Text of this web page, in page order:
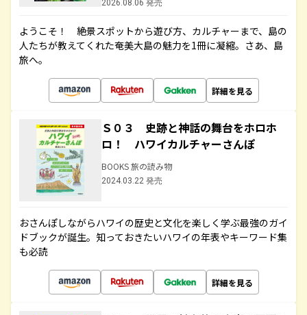
2026.08.06 発売
ようこそ！ 絶景スポットから遊び方、カルチャーまで、島の
人たちが教えてくれた奄美大島の魅力を1冊に凝縮。さあ、島
旅へ。
詳細を見る
Ｓ０３ 史跡と神話の舞台をホロホ
ロ！ ハワイカルチャーさんぽ
BOOKS 旅の読み物
2024.03.22 発売
おさんぽしながらハワイの歴史と文化を楽しく学ぶ最強のガイ
ドブックが誕生。知っておきたいハワイの年表やキーワード集
も必読
詳細を見る